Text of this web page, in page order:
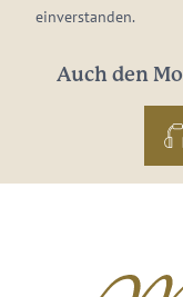
einverstanden.
Auch den